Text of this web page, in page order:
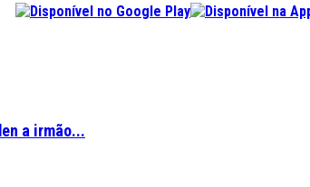
a irmão...